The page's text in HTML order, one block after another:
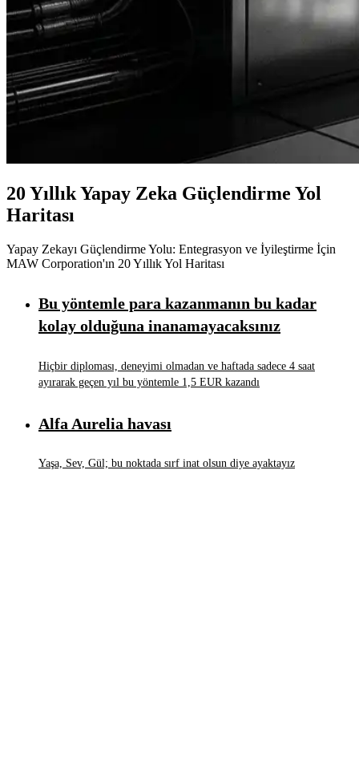
20 Yıllık Yapay Zeka Güçlendirme Yol
Haritası
Yapay Zekayı Güçlendirme Yolu: Entegrasyon ve İyileştirme İçin
MAW Corporation'ın 20 Yıllık Yol Haritası
Bu yöntemle para kazanmanın bu kadar
kolay olduğuna inanamayacaksınız
Hiçbir diploması, deneyimi olmadan ve haftada sadece 4 saat
ayırarak geçen yıl bu yöntemle 1,5 EUR kazandı
Alfa Aurelia havası
Yaşa, Sev, Gül; bu noktada sırf inat olsun diye ayaktayız